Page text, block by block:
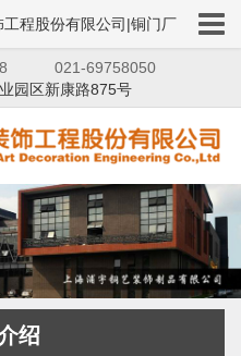
021-69758050
园区新康路875号
绍
工程股份有限公司|铜门厂
艺装饰